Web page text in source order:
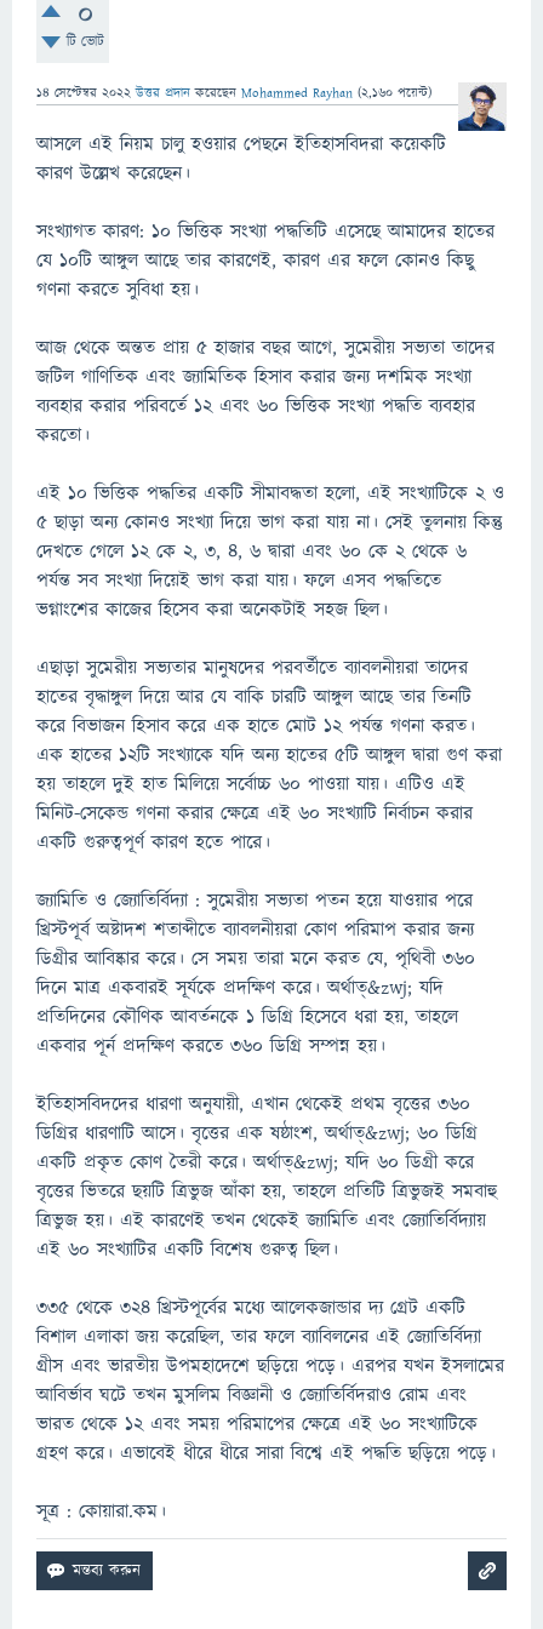
0
টি ভোট
14 সেপ্টেম্বর 2022 উত্তর প্রদান করেছেন Mohammed Rayhan (2,160 পয়েন্ট)
আসলে এই নিয়ম চালু হওয়ার পেছনে ইতিহাসবিদরা কয়েকটি
কারণ উল্লেখ করেছেন।
সংখ্যাগত কারণ: ১০ ভিত্তিক সংখ্যা পদ্ধতিটি এসেছে আমাদের হাতের
যে ১০টি আঙ্গুল আছে তার কারণেই, কারণ এর ফলে কোনও কিছু
গণনা করতে সুবিধা হয়।
আজ থেকে অন্তত প্রায় ৫ হাজার বছর আগে, সুমেরীয় সভ্যতা তাদের
জটিল গাণিতিক এবং জ্যামিতিক হিসাব করার জন্য দশমিক সংখ্যা
ব্যবহার করার পরিবর্তে ১২ এবং ৬০ ভিত্তিক সংখ্যা পদ্ধতি ব্যবহার
করতো।
এই ১০ ভিত্তিক পদ্ধতির একটি সীমাবদ্ধতা হলো, এই সংখ্যাটিকে ২ ও
৫ ছাড়া অন্য কোনও সংখ্যা দিয়ে ভাগ করা যায় না। সেই তুলনায় কিন্তু
দেখতে গেলে ১২ কে ২, ৩, ৪, ৬ দ্বারা এবং ৬০ কে ২ থেকে ৬
পর্যন্ত সব সংখ্যা দিয়েই ভাগ করা যায়। ফলে এসব পদ্ধতিতে
ভগ্নাংশের কাজের হিসেব করা অনেকটাই সহজ ছিল।
এছাড়া সুমেরীয় সভ্যতার মানুষদের পরবর্তীতে ব্যাবলনীয়রা তাদের
হাতের বৃদ্ধাঙ্গুল দিয়ে আর যে বাকি চারটি আঙ্গুল আছে তার তিনটি
করে বিভাজন হিসাব করে এক হাতে মোট ১২ পর্যন্ত গণনা করত।
এক হাতের ১২টি সংখ্যাকে যদি অন্য হাতের ৫টি আঙ্গুল দ্বারা গুণ করা
হয় তাহলে দুই হাত মিলিয়ে সর্বোচ্চ ৬০ পাওয়া যায়। এটিও এই
মিনিট-সেকেন্ড গণনা করার ক্ষেত্রে এই ৬০ সংখ্যাটি নির্বাচন করার
একটি গুরুত্বপূর্ণ কারণ হতে পারে।
জ্যামিতি ও জ্যোতির্বিদ্যা : সুমেরীয় সভ্যতা পতন হয়ে যাওয়ার পরে
খ্রিস্টপূর্ব অষ্টাদশ শতাব্দীতে ব্যাবলনীয়রা কোণ পরিমাপ করার জন্য
ডিগ্রীর আবিষ্কার করে। সে সময় তারা মনে করত যে, পৃথিবী ৩৬০
দিনে মাত্র একবারই সূর্যকে প্রদক্ষিণ করে। অর্থাত্&zwj; যদি
প্রতিদিনের কৌণিক আবর্তনকে ১ ডিগ্রি হিসেবে ধরা হয়, তাহলে
একবার পূর্ন প্রদক্ষিণ করতে ৩৬০ ডিগ্রি সম্পন্ন হয়।
ইতিহাসবিদদের ধারণা অনুযায়ী, এখান থেকেই প্রথম বৃত্তের ৩৬০
ডিগ্রির ধারণাটি আসে। বৃত্তের এক ষষ্ঠাংশ, অর্থাত্&zwj; ৬০ ডিগ্রি
একটি প্রকৃত কোণ তৈরী করে। অর্থাত্&zwj; যদি ৬০ ডিগ্রী করে
বৃত্তের ভিতরে ছয়টি ত্রিভুজ আঁকা হয়, তাহলে প্রতিটি ত্রিভুজই সমবাহু
ত্রিভুজ হয়। এই কারণেই তখন থেকেই জ্যামিতি এবং জ্যোতির্বিদ্যায়
এই ৬০ সংখ্যাটির একটি বিশেষ গুরুত্ব ছিল।
৩৩৫ থেকে ৩২৪ খ্রিস্টপূর্বের মধ্যে আলেকজান্ডার দ্য গ্রেট একটি
বিশাল এলাকা জয় করেছিল, তার ফলে ব্যাবিলনের এই জ্যোতির্বিদ্যা
গ্রীস এবং ভারতীয় উপমহাদেশে ছড়িয়ে পড়ে। এরপর যখন ইসলামের
আবির্ভাব ঘটে তখন মুসলিম বিজ্ঞানী ও জ্যোতির্বিদরাও রোম এবং
ভারত থেকে ১২ এবং সময় পরিমাপের ক্ষেত্রে এই ৬০ সংখ্যাটিকে
গ্রহণ করে। এভাবেই ধীরে ধীরে সারা বিশ্বে এই পদ্ধতি ছড়িয়ে পড়ে।
সূত্র : কোয়ারা.কম।